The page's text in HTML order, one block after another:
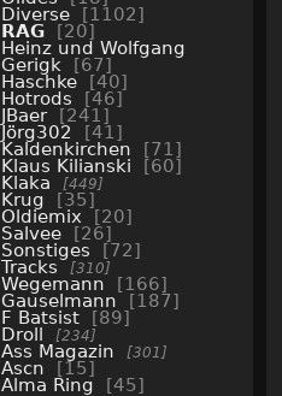
Diverse
1102
RAG
20
Heinz und Wolfgang
Gerigk
67
Haschke
40
Hotrods
46
JBaer
241
Jörg302
41
Kaldenkirchen
71
Klaus Kilianski
60
Klaka
449
Krug
35
Oldiemix
20
Salvee
26
Sonstiges
72
Tracks
310
Wegemann
166
Gauselmann
187
F Batsist
89
Droll
234
Ass Magazin 301
Ascn
15
Alma Ring
45